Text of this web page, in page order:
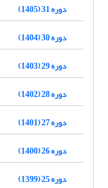
دوره 31 (1405)
دوره 30 (1404)
دوره 29 (1403)
دوره 28 (1402)
دوره 27 (1401)
دوره 26 (1400)
دوره 25 (1399)